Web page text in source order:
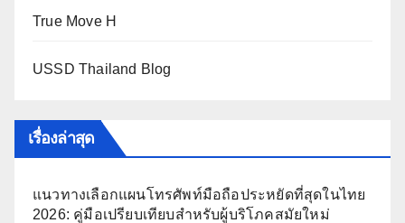
True Move H
USSD Thailand Blog
เรื่องล่าสุด
แนวทางเลือกแผนโทรศัพท์มือถือประหยัดที่สุดในไทย
2026: คู่มือเปรียบเทียบสำหรับผู้บริโภคสมัยใหม่